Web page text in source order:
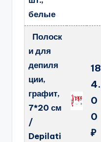
белые
Полоск
и для
депиля
ции,
графит,
7*20 см
/
Depilati
18
4.
0
0
₽